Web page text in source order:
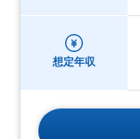
想定年収